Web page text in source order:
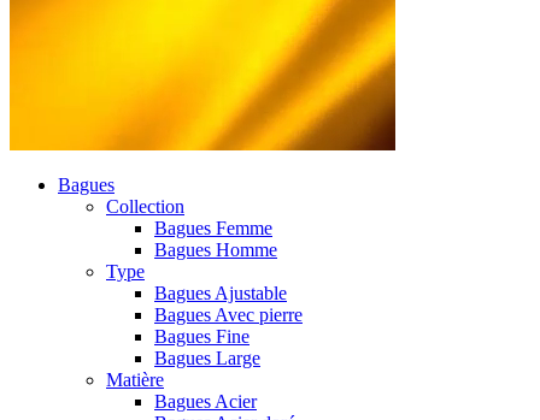
Bagues
Collection
Bagues Femme
Bagues Homme
Type
Bagues Ajustable
Bagues Avec pierre
Bagues Fine
Bagues Large
Matière
Bagues Acier